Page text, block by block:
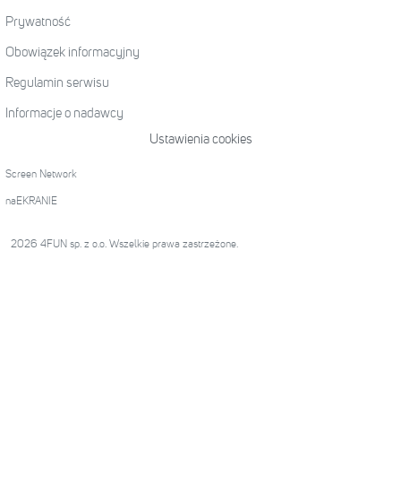
Prywatność
Obowiązek informacyjny
Regulamin serwisu
Informacje o nadawcy
Ustawienia cookies
Screen Network
naEKRANIE
2026 4FUN sp. z o.o. Wszelkie prawa zastrzeżone.